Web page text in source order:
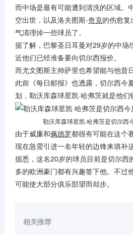
而中场是最有可能遭到清洗的区域。
空出世，以及洛夫图斯-奇克的伤愈
气清理掉一些球员了。
据了解，巴黎圣日耳曼对29岁的中场
近他们已经准备要向切尔西报价。
而尤文图斯主帅萨里也希望能与他昔
此前《每日邮报》也透露，切尔西今
划，勒沃库森球星凯·哈弗茨就是他们
勒沃库森球星凯·哈弗茨是切尔西
由于威廉和佩德罗都很有可能在这个
现在急需引进一名年轻的边锋来填补
据悉，这名20岁的球员目前是切尔西
多的欧洲豪门都有兴趣签下他。不过
可能使大部分俱乐部望而却步。
相关推荐